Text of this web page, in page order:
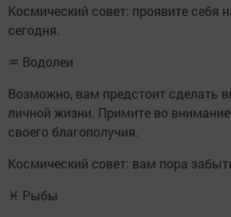
Космический совет: проявите себя
сегодня.
♒ Водолеи
Возможно, вам предстоит сделать
личной жизни. Примите во
своего благополучия.
Космический совет: вам пора
♓ Рыбы